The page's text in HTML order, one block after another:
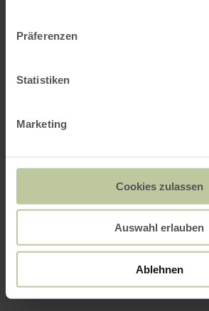
Präferenzen
Statistiken
Marketing
Cookies zulassen
Auswahl erlauben
Ablehnen